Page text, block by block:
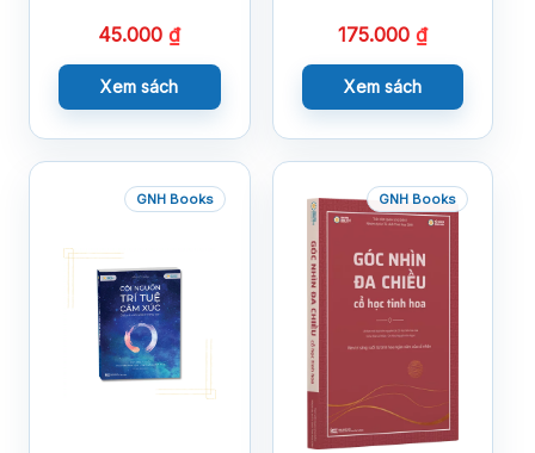
45.000₫
Xem sách
175.000 ₫
Xem sách
GNH Books GNH Books